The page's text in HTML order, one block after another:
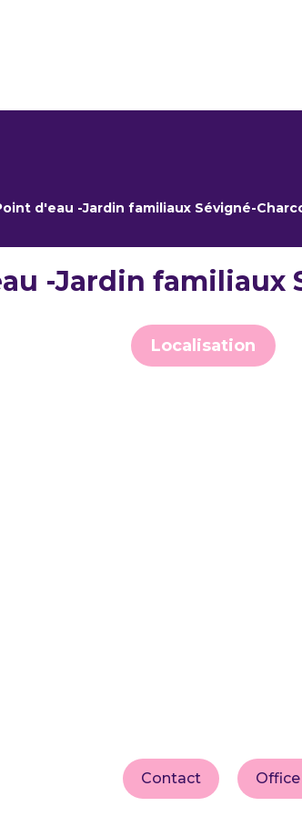
d'eau -Jardin familiaux Sévigné-
-Jardin familiaux
Localisation
Contact